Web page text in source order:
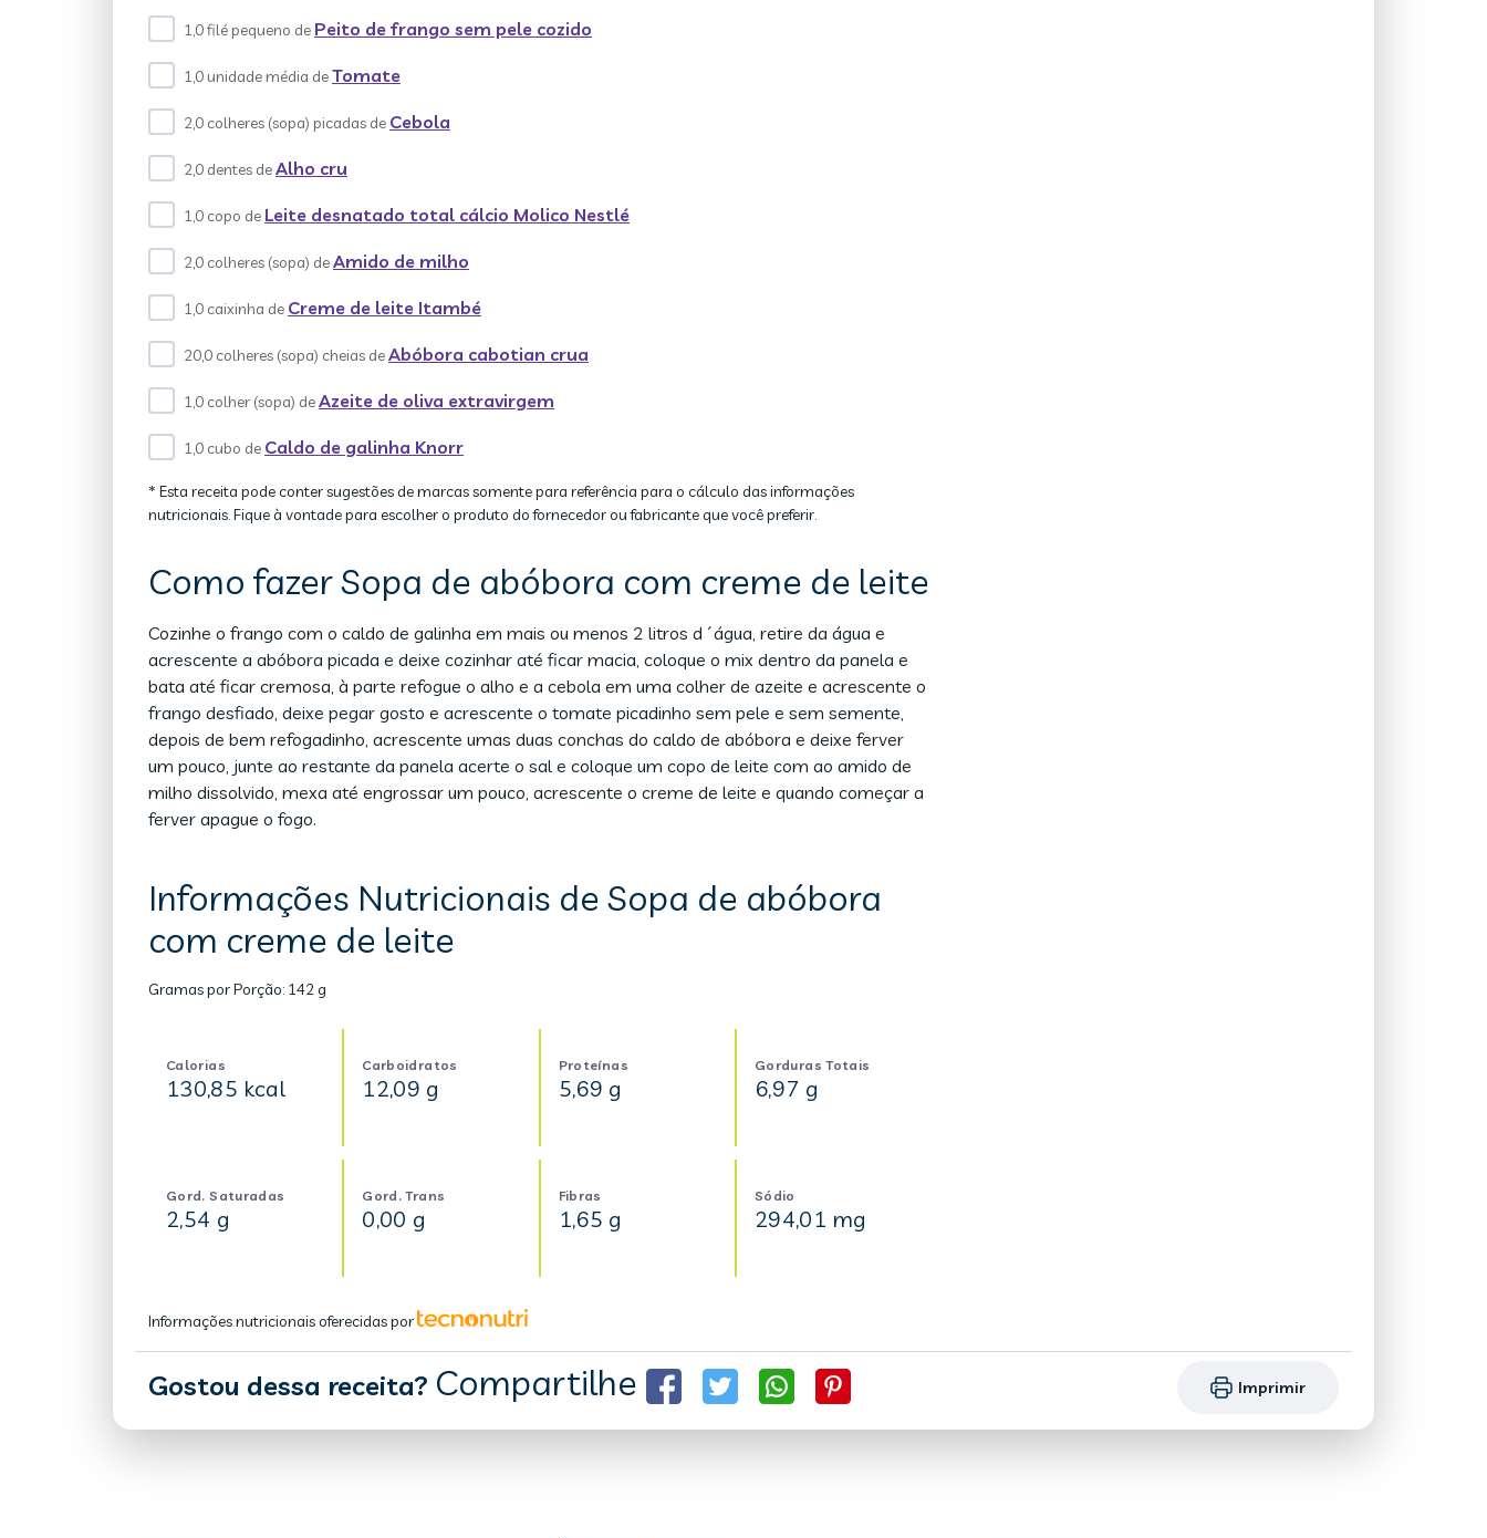
1,0 filé pequeno de Peito de frango sem pele cozido
1,0 unidade média deTomate
2,0 colheres (sopa) picadas de Cebola
2,0 dentes deAlho cru
1,0 copo de Leite desnatado total cálcio Molico Nestlé
2,0 colheres (sopa) deAmido de milho
1,0 caixinha de Creme de leite Itambé
20,0 colheres (sopa) cheias deAbóbora cabotian crua
1,0 colher (sopa) deAzeite de oliva extravirgem
1,0 cubo de Caldo de galinha Knorr
* Esta receita pode conter sugestões de marcas somente para referência para o cálculo das informações
nutricionais. Fique à vontade para escolher o produto do fornecedor ou fabricante que você preferir.
Como fazer Sopa de abóbora com creme de leite
Cozinhe o frango com o caldo de galinha em mais ou menos 2 litros d´água, retire da água e
acrescente a abóbora picada e deixe cozinhar até ficar macia, coloque o mix dentro da panela e
bata até ficar cremosa, à parte refogue o alho e a cebola em uma colher de azeite e acrescente o
frango desfiado, deixe pegar gosto e acrescente o tomate picadinho sem pele e sem semente,
depois de bem refogadinho, acrescente umas duas conchas do caldo de abóbora e deixe ferver
um pouco, junte ao restante da panela acerte o sal e coloque um copo de leite com ao amido de
milho dissolvido, mexa até engrossar um pouco, acrescente o creme de leite e quando começar a
ferver apague o fogo.
Informações Nutricionais de Sopa de abóbora
com creme de leite
Gramas por Porção: 142 g
Calorias
130,85 kcal
Carboidratos
12,09 g
Proteínas
5,69 g
Gorduras Totais
6,97 g
Gord. Saturadas
2,54 g
Gord. Trans
0,00 g
Fibras
1,65 g
Sódio
294,01 mg
Informações nutricionais oferecidas por
Gostou dessa receita? Compartilhe Imprimir